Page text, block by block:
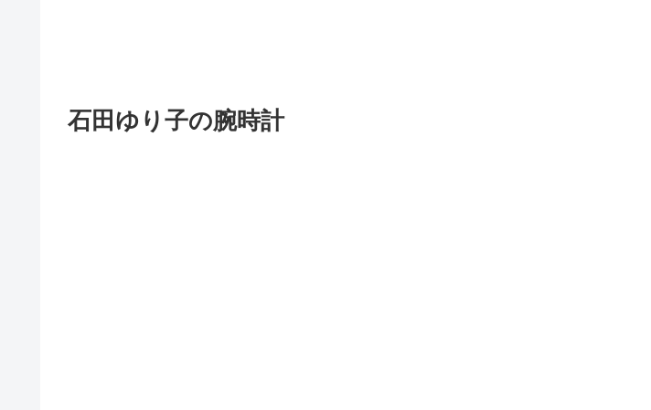
石田ゆり子の腕時計